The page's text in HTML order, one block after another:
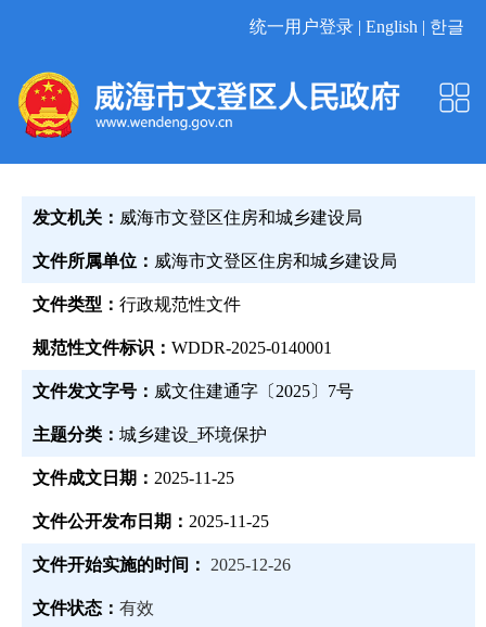
统一用户登录 | English | 한글
发文机关： 威海市文登区住房和城乡建设局
文件所属单位： 威海市文登区住房和城乡建设局
文件类型： 行政规范性文件
规范性文件标识： WDDR-2025-0140001
文件发文字号： 威文住建通字〔2025〕7号
主题分类： 城乡建设_环境保护
文件成文日期： 2025-11-25
文件公开发布日期： 2025-11-25
文件开始实施的时间： 2025-12-26
文件状态： 有效